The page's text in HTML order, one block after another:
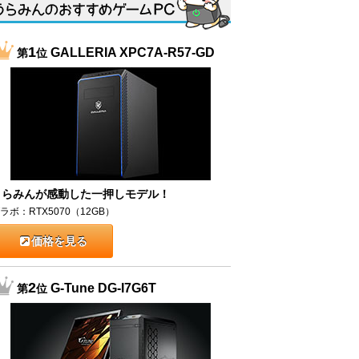
第1位GALLERIA XPC7A-R57-GD
みんが感動した一押しモデル！
ボ：RTX5070（12GB）
価格を見る
第2位G-Tune DG-I7G6T